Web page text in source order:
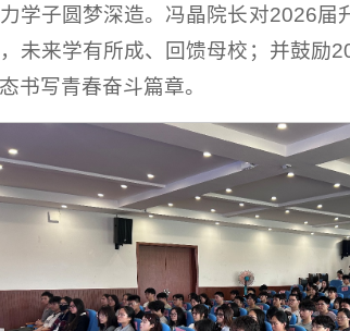
学子圆梦深造。冯晶院长对2026
未来学有所成、回馈母校；并鼓励
书写青春奋斗篇章。